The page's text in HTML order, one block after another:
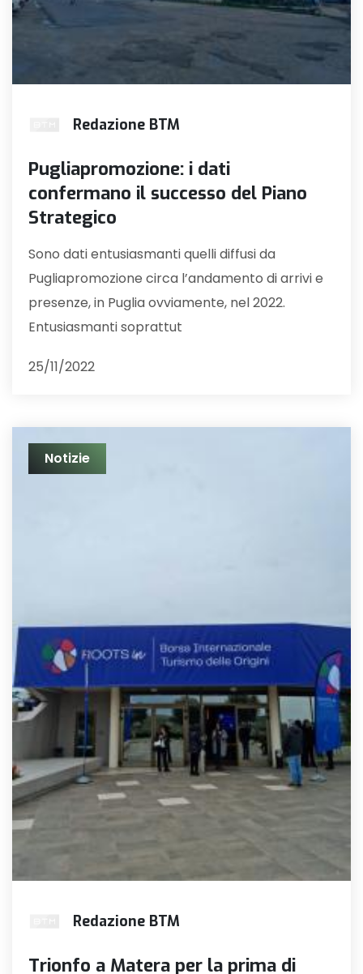
Redazione BTM
Pugliapromozione: i dati
confermano il successo del Piano
Strategico
Sono dati entusiasmanti quelli diffusi da
Pugliapromozione circa l’andamento di arrivi e
presenze, in Puglia ovviamente, nel 2022.
Entusiasmanti soprattut
25/11/2022
Notizie
Redazione BTM
Trionfo a Matera per la prima di